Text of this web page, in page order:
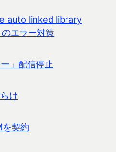
auto linked library
エラー対策
」配信停止
け
を契約